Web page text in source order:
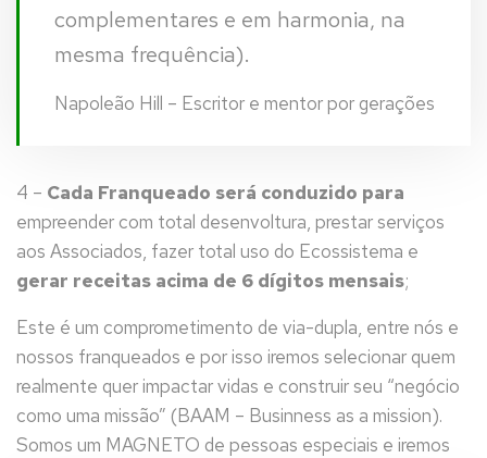
complementares e em harmonia, na
mesma frequência).
Napoleão Hill – Escritor e mentor por gerações
4 – Cada Franqueado será conduzido para
empreender com total desenvoltura, prestar serviços
aos Associados, fazer total uso do Ecossistema e
gerar receitas acima de 6 dígitos mensais;
Este é um comprometimento de via-dupla, entre nós e
nossos franqueados e por isso iremos selecionar quem
realmente quer impactar vidas e construir seu “negócio
como uma missão” (BAAM – Businness as a mission).
Somos um MAGNETO de pessoas especiais e iremos